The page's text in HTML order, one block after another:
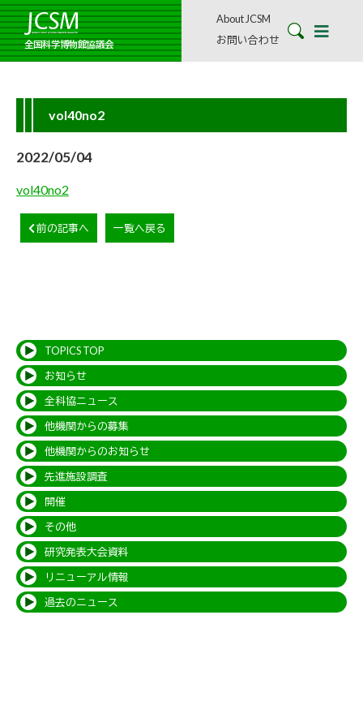
全国科学博物館協議会
About JCSM
お問い合わせ
vol40no2
2022/05/04
vol40no2
前の記事へ 一覧へ戻る
TOPICS TOP
お知らせ
全科協ニュース
他機関からの募集
他機関からのお知らせ
先進施設調査
開催
その他
研究発表大会資料
リニューアル情報
過去のニュース